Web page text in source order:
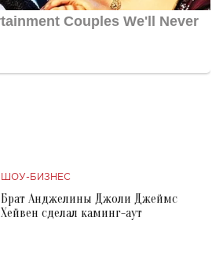
ШОУ-БИЗНЕС
Брат Анджелины Джоли Джеймс
Хейвен сделал каминг-аут